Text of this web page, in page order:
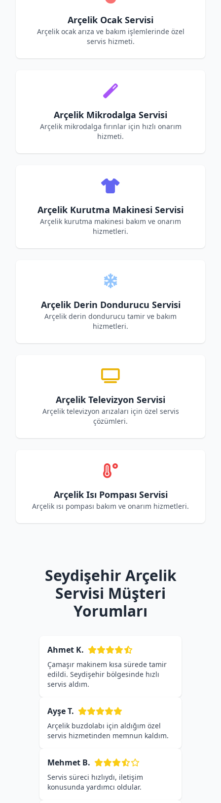
Arçelik Ocak Servisi
Arçelik ocak arıza ve bakım işlemlerinde özel
servis hizmeti.
Arçelik Mikrodalga Servisi
Arçelik mikrodalga fırınlar için hızlı onarım
hizmeti.
Arçelik Kurutma Makinesi Servisi
Arçelik kurutma makinesi bakım ve onarım
hizmetleri.
Arçelik Derin Dondurucu Servisi
Arçelik derin dondurucu tamir ve bakım
hizmetleri.
Arçelik Televizyon Servisi
Arçelik televizyon arızaları için özel servis
çözümleri.
Arçelik Isı Pompası Servisi
Arçelik ısı pompası bakım ve onarım hizmetleri.
Seydişehir Arçelik
Servisi Müşteri
Yorumları
Ahmet K.
Çamaşır makinem kısa sürede tamir
edildi. Seydişehir bölgesinde hızlı
servis aldım.
Ayşe T.
Arçelik buzdolabı için aldığım özel
servis hizmetinden memnun kaldım.
Mehmet B.
Servis süreci hızlıydı, iletişim
konusunda yardımcı oldular.